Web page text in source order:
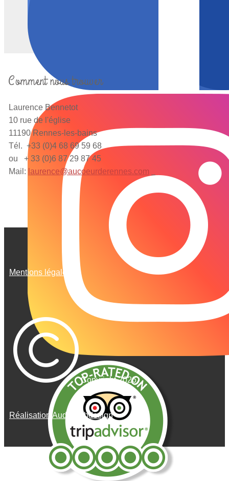
Comment nous trouver
Laurence Bennetot
10 rue de l'église
11190 Rennes-les-bains
Tél. +33 (0)4 68 69 59 68
ou + 33 (0)6 87 29 87 45
Mail: laurence@aucoeurderennes.com
Mentions légales
Copyright 2026
Réalisation AudeWebdesign